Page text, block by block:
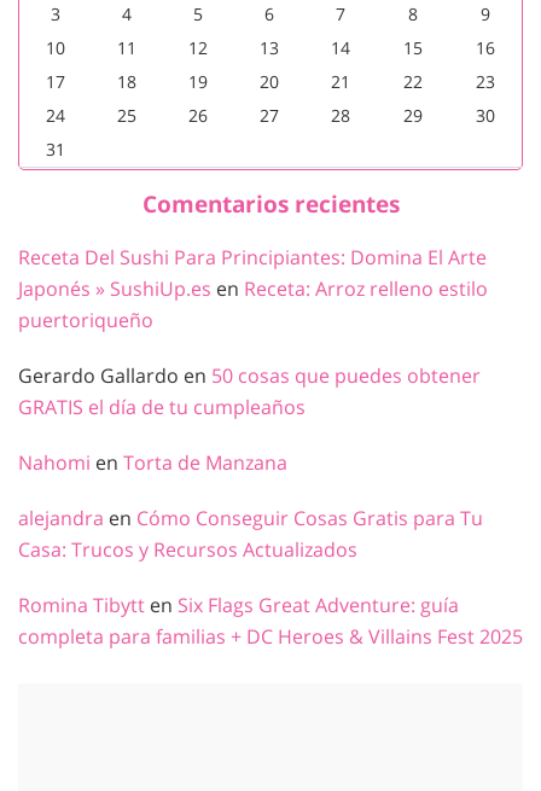
3
4 5 6 7 8
9
10
11 12 13 14 15
16
17
18 19 20 21 22
23
24
25 26 27 28 29
30
31
Comentarios recientes
Receta Del Sushi Para Principiantes: Domina El Arte
Japonés » SushiUp.es en Receta: Arroz relleno estilo
puertoriqueño
Gerardo Gallardo en 50 cosas que puedes obtener
GRATIS el día de tu cumpleaños
Nahomi en Torta de Manzana
alejandra en Cómo Conseguir Cosas Gratis para Tu
Casa: Trucos y Recursos Actualizados
Romina Tibytt en Six Flags Great Adventure: guía
completa para familias + DC Heroes & Villains Fest 2025